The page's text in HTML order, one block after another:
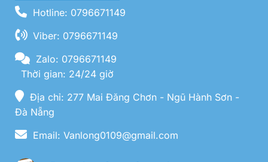
Hotline: 0796671149
Viber: 0796671149
Zalo: 0796671149
Thời gian: 24/24 giờ
Địa chỉ: 277 Mai Đăng Chơn - Ngũ Hành Sơn -
Đà Nẵng
Email: Vanlong0109@gmail.com